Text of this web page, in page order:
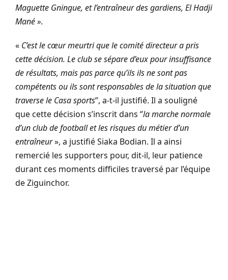
Maguette Gningue, et l’entraîneur des gardiens, El Hadji
Mané ».
« C’est le cœur meurtri que le comité directeur a pris
cette décision. Le club se sépare d’eux pour insuffisance
de résultats, mais pas parce qu’ils ils ne sont pas
compétents ou ils sont responsables de la situation que
traverse le Casa sports’’, a-t-il justifié. Il a souligné
que cette décision s’inscrit dans ‘’la marche normale
d’un club de football et les risques du métier d’un
entraîneur», a justifié Siaka Bodian. Il a ainsi
remercié les supporters pour, dit-il, leur patience
durant ces moments difficiles traversé par l’équipe
de Ziguinchor.